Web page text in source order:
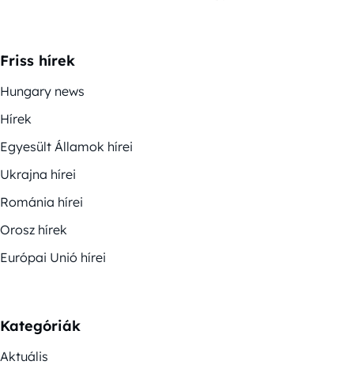
Friss hírek
Hungary news
Hírek
Egyesült Államok hírei
Ukrajna hírei
Románia hírei
Orosz hírek
Európai Unió hírei
Kategóriák
Aktuális